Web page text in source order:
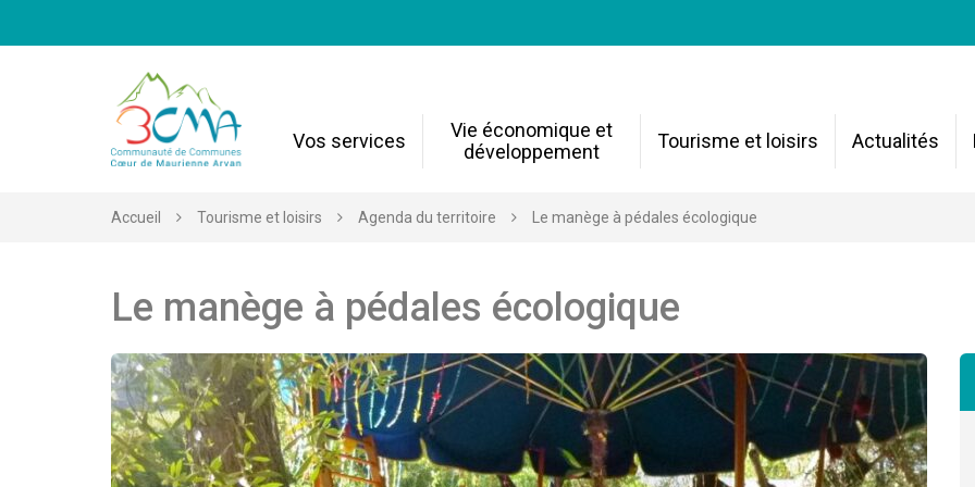
Vos services
Vie économique et
développement
Tourisme et loisirs Actualités
Accueil Tourisme et loisirs Agenda du territoire Le manège à pédales écologique
Le manège à pédales écologique